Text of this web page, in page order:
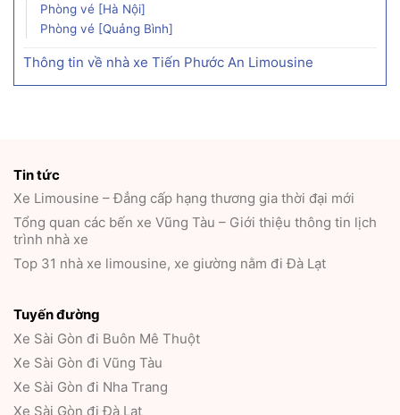
Phòng vé [Hà Nội]
Phòng vé [Quảng Bình]
Thông tin về nhà xe Tiến Phước An Limousine
Tin tức
Xe Limousine – Đẳng cấp hạng thương gia thời đại mới
Tổng quan các bến xe Vũng Tàu – Giới thiệu thông tin lịch
trình nhà xe
Top 31 nhà xe limousine, xe giường nằm đi Đà Lạt
Tuyến đường
Xe Sài Gòn đi Buôn Mê Thuột
Xe Sài Gòn đi Vũng Tàu
Xe Sài Gòn đi Nha Trang
Xe Sài Gòn đi Đà Lạt